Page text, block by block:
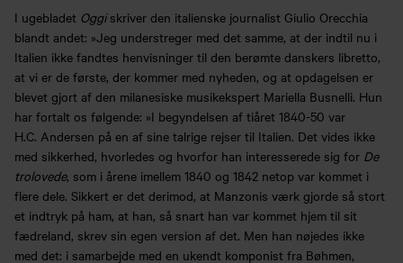
I ugebladet Oggiskriver den italienske journalist Giulio Orecchia
blandt andet: »Jeg understreger med det samme, at der indtil nu i
Italien ikke fandtes henvisninger til den berømte danskers libretto,
at vi er de første, der kommer med nyheden, og at opdagelsen er
blevet gjort af den milanesiske musikekspert Mariella Busnelli. Hun
har fortalt os følgende: »I begyndelsen af tiåret 1840-50 var
H.C. Andersen på en af sine talrige rejser til Italien. Det vides ikke
med sikkerhed, hvorledes og hvorfor han interesserede sig for De
trolovede, som i årene imellem 1840 og 1842 netop var kommet i
flere dele. Sikkert er det derimod, at Manzonis værk gjorde så stort
et indtryk på ham, at han, så snart han var kommet hjem til sit
fædreland, skrev sin egen version af det. Men han nøjedes ikke
med det: i samarbejde med en ukendt komponist fra Bøhmen,